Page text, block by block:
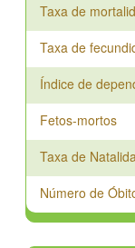
2017
Taxa de
Taxa de
Índice de
Fetos-mortos
Taxa de
Número de